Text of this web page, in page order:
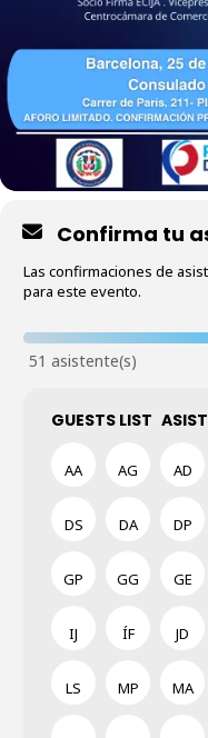
Confirma tu
Las confirmaciones de
para este evento.
GUESTS LIST
AA AG AD
DS DA DP
GP GG GE
IJ ÍF JD
LS MP MA